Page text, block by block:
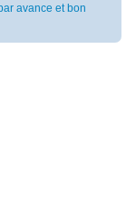
e
avance et bon